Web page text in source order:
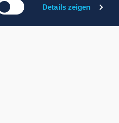
Details zeigen